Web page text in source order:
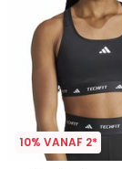
10% VANAF 2*